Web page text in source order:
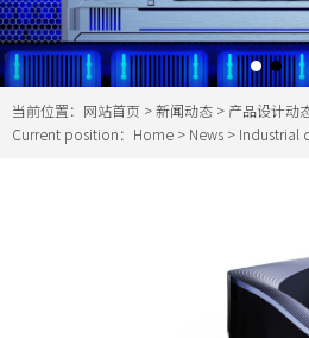
当前位置： 网站首页 >新闻动态 > 产品设计动
Current position： Home > News > Industrial